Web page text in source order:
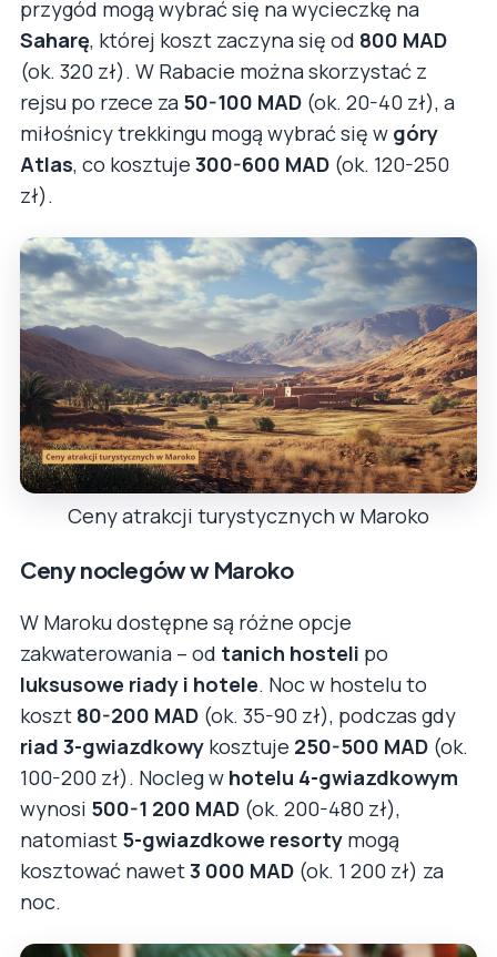
przygód mogą wybrać się na wycieczkę na
Saharę, której koszt zaczyna się od 800 MAD
(ok. 320 zł). W Rabacie można skorzystać z
rejsu po rzece za 50-100 MAD (ok. 20-40 zł), a
miłośnicy trekkingu mogą wybrać się w góry
Atlas, co kosztuje 300-600 MAD (ok. 120-250
zł).
Ceny atrakcji turystycznych w Maroko
Ceny noclegów w Maroko
W Maroku dostępne są różne opcje
zakwaterowania – od tanich hosteli po
luksusowe riady i hotele. Noc w hostelu to
koszt 80-200 MAD (ok. 35-90 zł), podczas gdy
riad 3-gwiazdkowy kosztuje 250-500 MAD (ok.
100-200 zł). Nocleg w hotelu 4-gwiazdkowym
wynosi 500-1 200 MAD (ok. 200-480 zł),
natomiast 5-gwiazdkowe resorty mogą
kosztować nawet3 000 MAD (ok. 1 200 zł) za
noc.